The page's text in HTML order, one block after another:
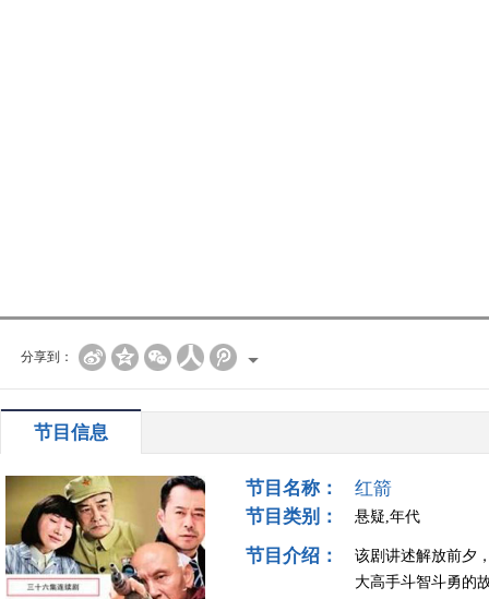
分享到：
节目信息
节目名称：
红箭
节目类别：
悬疑,年代
节目介绍：
该剧讲述解放前夕
大高手斗智斗勇的